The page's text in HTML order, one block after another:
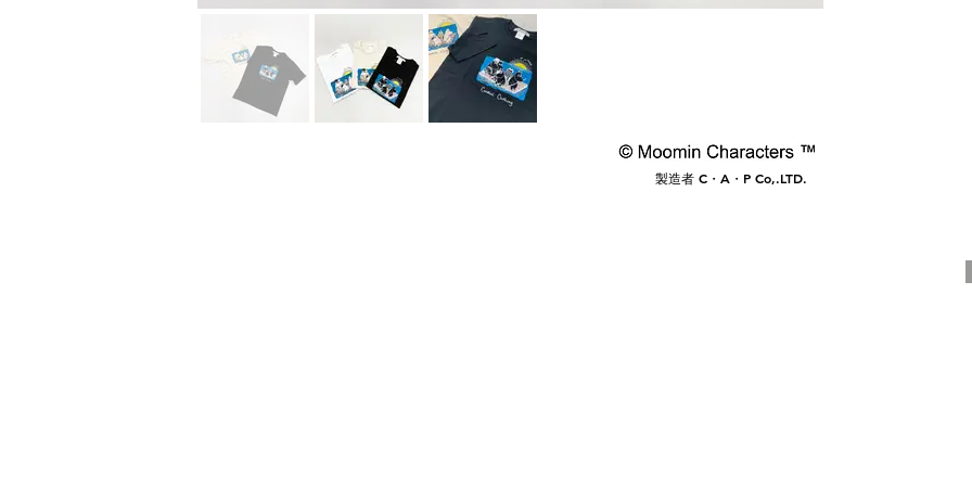
​製造者 C・A・P Co,.LTD.